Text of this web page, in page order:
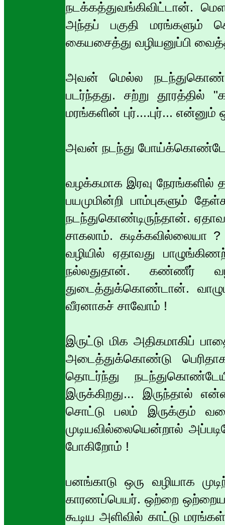
நடக்கத்துவங்கிவிட்டான்.
அந்தப் பகுதி மரங்களும்
கையசைத்து வழியனுப்பி
அவன் மெல்ல
படர்ந்தது. சற்று தூரத்தில்
மரங்களின் புர்....புர்...
அவன் நடந்து
வழக்கமாக இரவு நேரங்களில்
பயமுமின்றி பாம்புகளும்
நடந்துகொண்டிருந்தான்.
சாகலாம். கடிக்கவில்லையா
வழியில் ஏதாவது
நல்லதுதான். கண்ணீர்
துடைத்துக்கொண்டான்.
வீரனாகச் சாவோம் !
இருட்டு மிக அதிகமாகிப்
அடைத்துக்கொண்டு
தொடர்ந்து
இருக்கிறது... இருந்தால்
சொட்டு பலம் இருக்கும்
முடியவில்லையென்றால்
போகிறோம் !
பனங்காடு ஒரு வழியாக
காரணப்பெயர். ஒற்றை
கூடிய அளிவில் காட்டு